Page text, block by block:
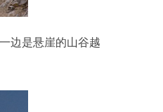
边是悬崖的山谷越